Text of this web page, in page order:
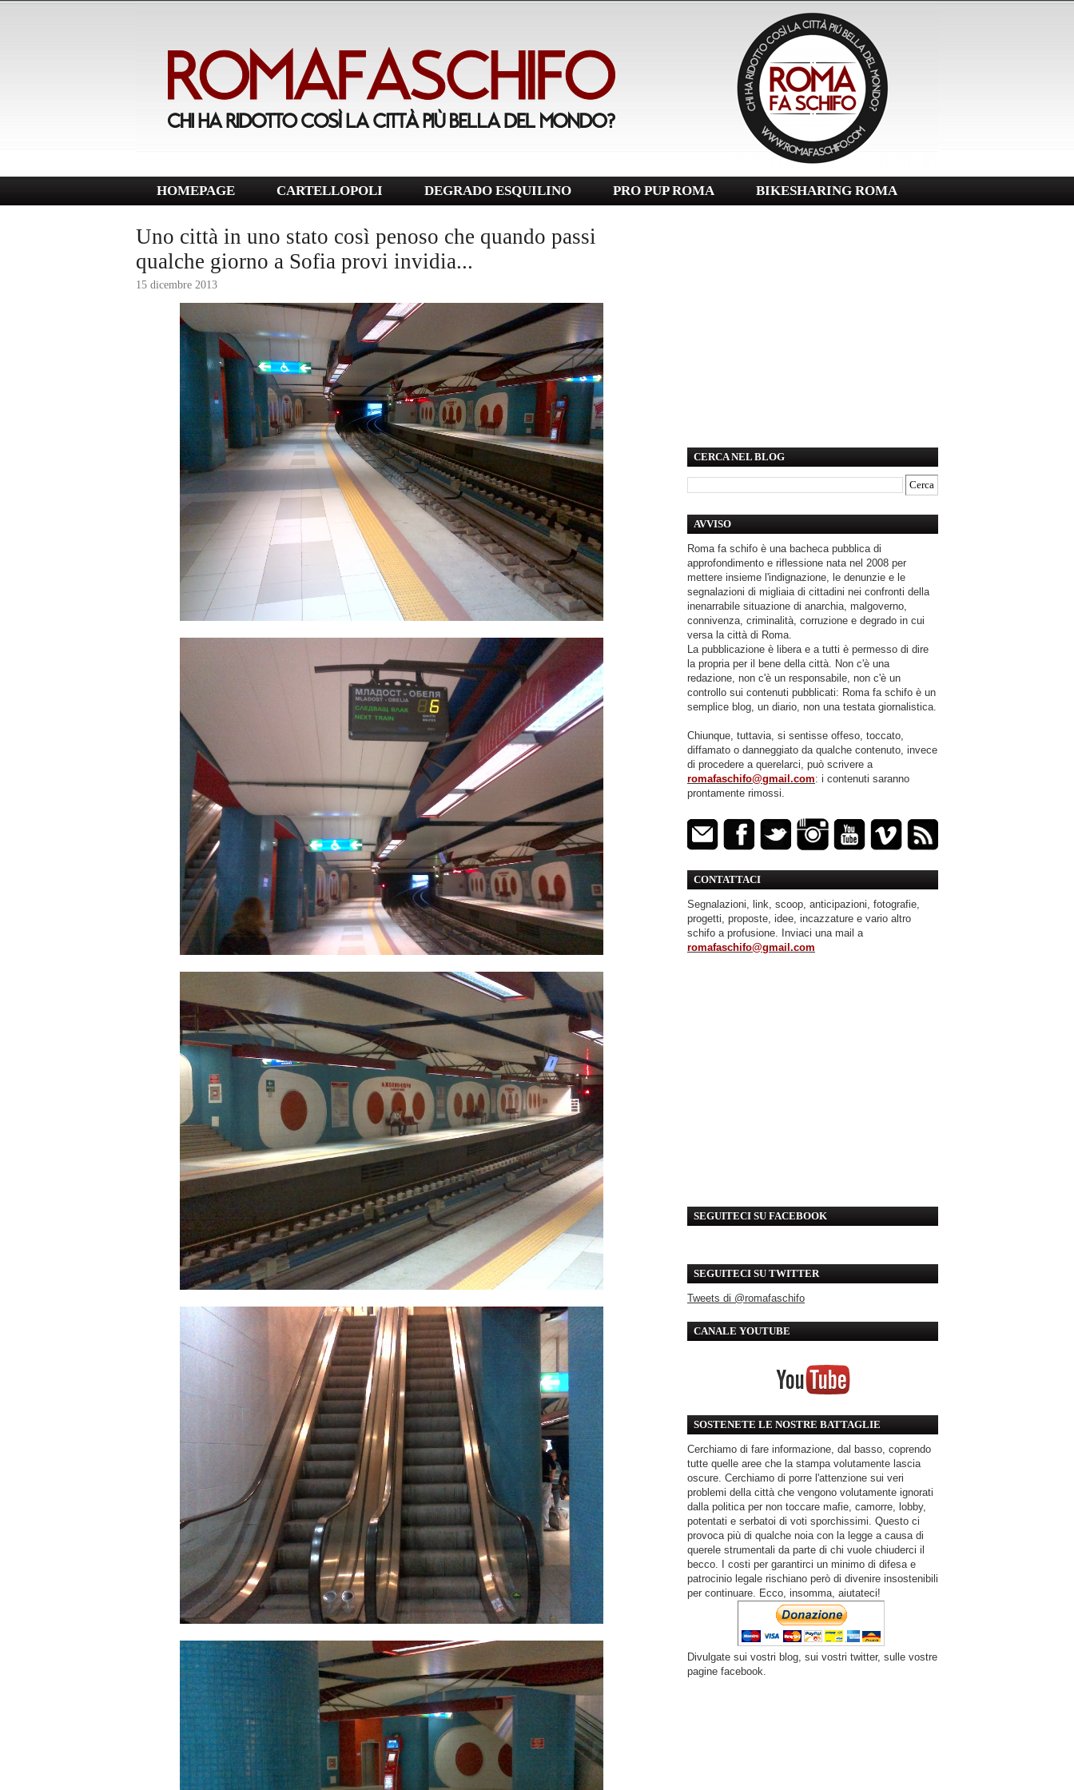
HOMEPAGE CARTELLOPOLI DEGRADO ESQUILINO PRO PUP ROMA BIKESHARING ROMA
Uno città in uno stato così penoso che quando passi
qualche giorno a Sofia provi invidia...
15 dicembre 2013
CERCA NEL BLOG
AVVISO
Roma fa schifo è una bacheca pubblica di
approfondimento e riflessione nata nel 2008 per
mettere insieme l'indignazione, le denunzie e le
segnalazioni di migliaia di cittadini nei confronti della
inenarrabile situazione di anarchia, malgoverno,
connivenza, criminalità, corruzione e degrado in cui
versa la città di Roma.
La pubblicazione è libera e a tutti è permesso di dire
la propria per il bene della città. Non c'è una
redazione, non c'è un responsabile, non c'è un
controllo sui contenuti pubblicati: Roma fa schifo è un
semplice blog, un diario, non una testata giornalistica.
Chiunque, tuttavia, si sentisse offeso, toccato,
diffamato o danneggiato da qualche contenuto, invece
di procedere a querelarci, può scrivere a
romafaschifo@gmail.com: i contenuti saranno
prontamente rimossi.
CONTATTACI
Segnalazioni, link, scoop, anticipazioni, fotografie,
progetti, proposte, idee, incazzature e vario altro
schifo a profusione. Inviaci una mail a
romafaschifo@gmail.com
SEGUITECI SU FACEBOOK
SEGUITECI SU TWITTER
Tweets di @romafaschifo
CANALE YOUTUBE
SOSTENETE LE NOSTRE BATTAGLIE
Cerchiamo di fare informazione, dal basso, coprendo
tutte quelle aree che la stampa volutamente lascia
oscure. Cerchiamo di porre l'attenzione sui veri
problemi della città che vengono volutamente ignorati
dalla politica per non toccare mafie, camorre, lobby,
potentati e serbatoi di voti sporchissimi. Questo ci
provoca più di qualche noia con la legge a causa di
querele strumentali da parte di chi vuole chiuderci il
becco. I costi per garantirci un minimo di difesa e
patrocinio legale rischiano però di divenire insostenibili
per continuare. Ecco, insomma, aiutateci!
Divulgate sui vostri blog, sui vostri twitter, sulle vostre
pagine facebook.